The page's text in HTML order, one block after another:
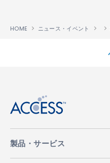
HOME ニュース・イベント
製品・サービス